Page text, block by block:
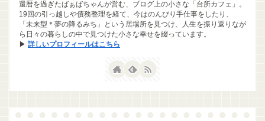
還暦を過ぎたばぁばちゃんが営む、ブログ上の小さな「台所カフェ」。
19回の引っ越しや債務整理を経て、今はのんびり手仕事をしたり、
「未来型＊夢の降るみち」という居場所を見つけ、人生を振り返りなが
ら日々の暮らしの中で見つけた小さな幸せを綴っています。
▶ 詳しいプロフィールはこちら